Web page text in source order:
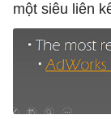
một siêu liên